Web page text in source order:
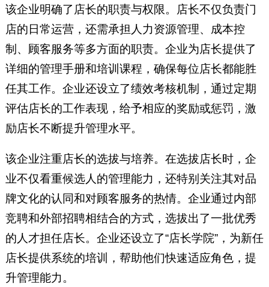
该企业明确了店长的职责与权限。店长不仅负责门
店的日常运营，还需承担人力资源管理、成本控
制、顾客服务等多方面的职责。企业为店长提供了
详细的管理手册和培训课程，确保每位店长都能胜
任其工作。企业还设立了绩效考核机制，通过定期
评估店长的工作表现，给予相应的奖励或惩罚，激
励店长不断提升管理水平。
该企业注重店长的选拔与培养。在选拔店长时，企
业不仅看重候选人的管理能力，还特别关注其对品
牌文化的认同和对顾客服务的热情。企业通过内部
竞聘和外部招聘相结合的方式，选拔出了一批优秀
的人才担任店长。企业还设立了“店长学院”，为新任
店长提供系统的培训，帮助他们快速适应角色，提
升管理能力。